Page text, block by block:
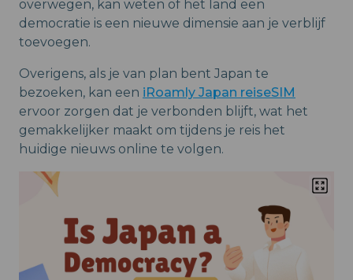
overwegen, kan weten of het land een
democratie is een nieuwe dimensie aan je verblijf
toevoegen.
Overigens, als je van plan bent Japan te
bezoeken, kan een iRoamly Japan reiseSIM
ervoor zorgen dat je verbonden blijft, wat het
gemakkelijker maakt om tijdens je reis het
huidige nieuws online te volgen.